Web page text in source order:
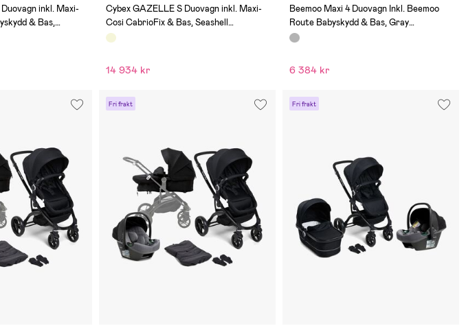
inkl. Maxi-
& Bas,
(0)
Cybex GAZELLE S Duovagn inkl. Maxi-
Cosi CabrioFix & Bas, Seashell
Beige/Taupe
14 934 kr
(0)
Beemoo Maxi 4 Duovagn Inkl. Beemoo
Route Babyskydd & Bas, Gray
Black/Black Stone
6 384 kr
Fri frakt Fri frakt